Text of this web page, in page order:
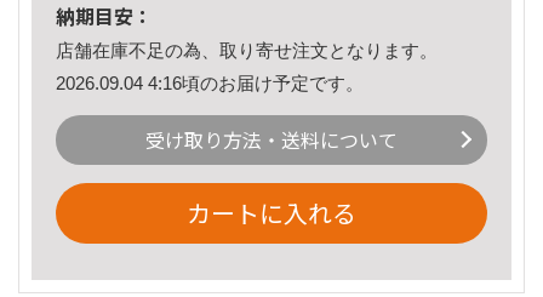
納期目安：
店舗在庫不足の為、取り寄せ注文となります。
2026.09.04 4:16頃のお届け予定です。
受け取り方法・送料について
カートに入れる